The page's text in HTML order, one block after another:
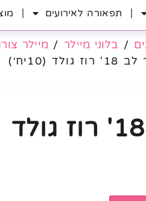
תפאורה לאירועים
/ בלוני מיילר/ מיילר
(10יח׳)
מיילר לב 18' רוז גולד